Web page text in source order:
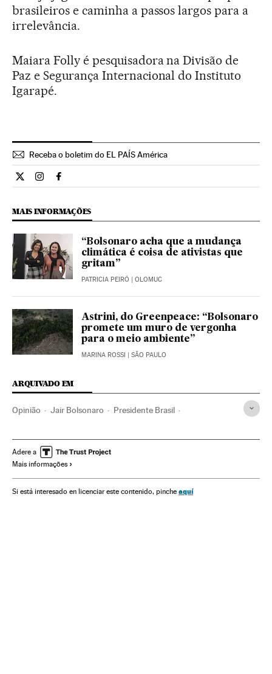
brasileiros e caminha a passos largos para a
irrelevância.
Maiara Folly é pesquisadora na Divisão de
Paz e Segurança Internacional do Instituto
Igarapé.
Receba o boletim do EL PAÍS América
Opiniao El País Brasil en Twitter
Opiniao El País Brasil en Instagram
Opiniao El País Brasil en Facebook
MAIS INFORMAÇÕES
“Bolsonaro acha que a mudança
climática é coisa de ativistas que
gritam”
PATRICIA PEIRÓ | OLOMUC
Astrini, do Greenpeace: “Bolsonaro
promete um muro de vergonha
para o meio ambiente”
MARINA ROSSI | SÃO PAULO
ARQUIVADO EM
Opinião Jair Bolsonaro Presidente Brasil
América do Sul América Latina
América Demografia
Sociedade Administração pública Política
Adere a
Mais informações
Si está interesado en licenciar este contenido, pinche aquí